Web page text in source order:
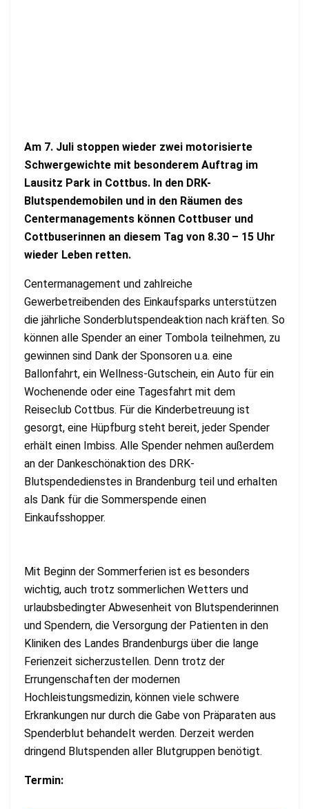
Am 7. Juli stoppen wieder zwei motorisierte
Schwergewichte mit besonderem Auftrag im
Lausitz Park in Cottbus. In den DRK-
Blutspendemobilen und in den Räumen des
Centermanagements können Cottbuser und
Cottbuserinnen an diesem Tag von 8.30 – 15 Uhr
wieder Leben retten.
Centermanagement und zahlreiche
Gewerbetreibenden des Einkaufsparks unterstützen
die jährliche Sonderblutspendeaktion nach kräften. So
können alle Spender an einer Tombola teilnehmen, zu
gewinnen sind Dank der Sponsoren u.a. eine
Ballonfahrt, ein Wellness-Gutschein, ein Auto für ein
Wochenende oder eine Tagesfahrt mit dem
Reiseclub Cottbus. Für die Kinderbetreuung ist
gesorgt, eine Hüpfburg steht bereit, jeder Spender
erhält einen Imbiss. Alle Spender nehmen außerdem
an der Dankeschönaktion des DRK-
Blutspendedienstes in Brandenburg teil und erhalten
als Dank für die Sommerspende einen
Einkaufsshopper.
Mit Beginn der Sommerferien ist es besonders
wichtig, auch trotz sommerlichen Wetters und
urlaubsbedingter Abwesenheit von Blutspenderinnen
und Spendern, die Versorgung der Patienten in den
Kliniken des Landes Brandenburgs über die lange
Ferienzeit sicherzustellen. Denn trotz der
Errungenschaften der modernen
Hochleistungsmedizin, können viele schwere
Erkrankungen nur durch die Gabe von Präparaten aus
Spenderblut behandelt werden. Derzeit werden
dringend Blutspenden aller Blutgruppen benötigt.
Termin: